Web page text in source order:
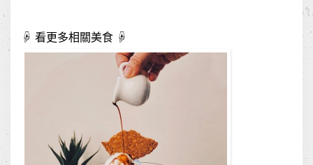
☟ 看更多相關美食 ☟